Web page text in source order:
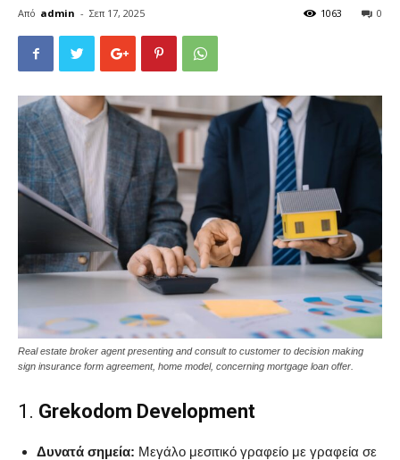
Από admin - Σεπ 17, 2025 0
1063
Real estate broker agent presenting and consult to customer to decision making
sign insurance form agreement, home model, concerning mortgage loan offer.
1. Grekodom Development
Δυνατά σημεία: Μεγάλο μεσιτικό γραφείο με γραφεία σε